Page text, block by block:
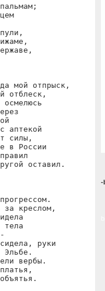
мой отпрыск,
отблеск,
аптекой
силы,
в России
оставил.
за креслом,
тела
руки
Эльбе.
вербы.
-